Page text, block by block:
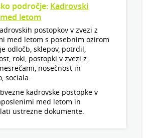
področje: Kadrovski
letom
postopkov v zvezi z
med letom s posebnim ozirom
odločb, sklepov, potrdil,
roki, postopki v zvezi z
nosečnost in
sociala.
kadrovske postopke v
med letom in
ustrezne dokumente.